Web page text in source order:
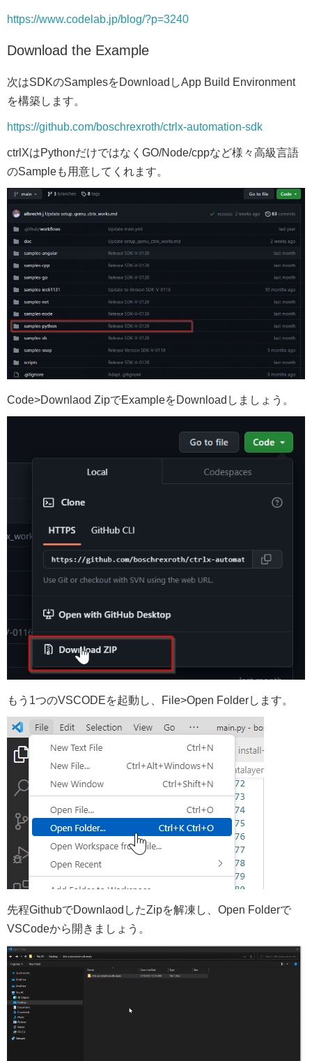
https://www.codelab.jp/blog/?p=3240
Download the Example
次はSDKのSamplesをDownloadしApp Build Environment
を構築します。
https://github.com/boschrexroth/ctrlx-automation-sdk
ctrlXはPythonだけではなくGO/Node/cppなど様々高級言語
のSampleも用意してくれます。
Code>Downlaod ZipでExampleをDownloadしましょう。
もう1つのVSCODEを起動し、File>Open Folderします。
先程GithubでDownlaodしたZipを解凍し、Open Folderで
VSCodeから開きましょう。